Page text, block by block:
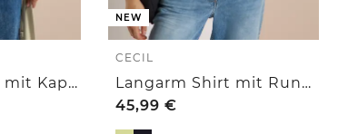
Langarm Jacke mit Kapuze und Struktur
NEW
CECIL
Langarm Shirt mit Rundhals und Streifendetail
45,99 €